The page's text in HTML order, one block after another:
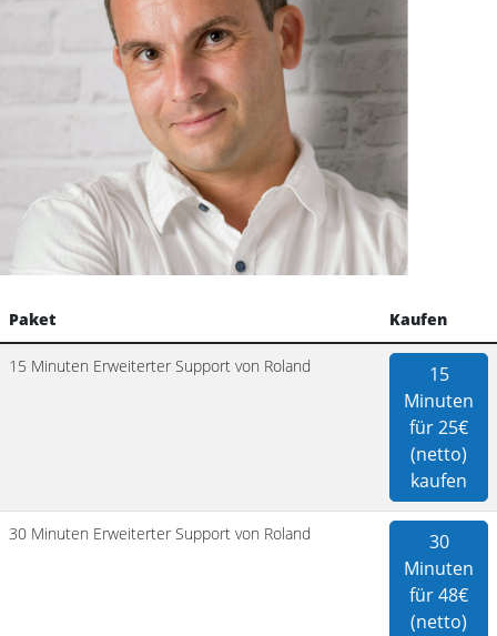
Paket Kaufen
15 Minuten Erweiterter Support von Roland
15
Minuten
für 25€
(netto)
kaufen
30 Minuten Erweiterter Support von Roland
30
Minuten
für 48€
(netto)